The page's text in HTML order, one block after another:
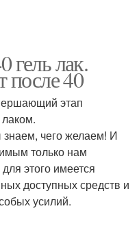
гель лак.
после 40
этап
чего желаем! И
только нам
этого имеется
доступных средств и
усилий.